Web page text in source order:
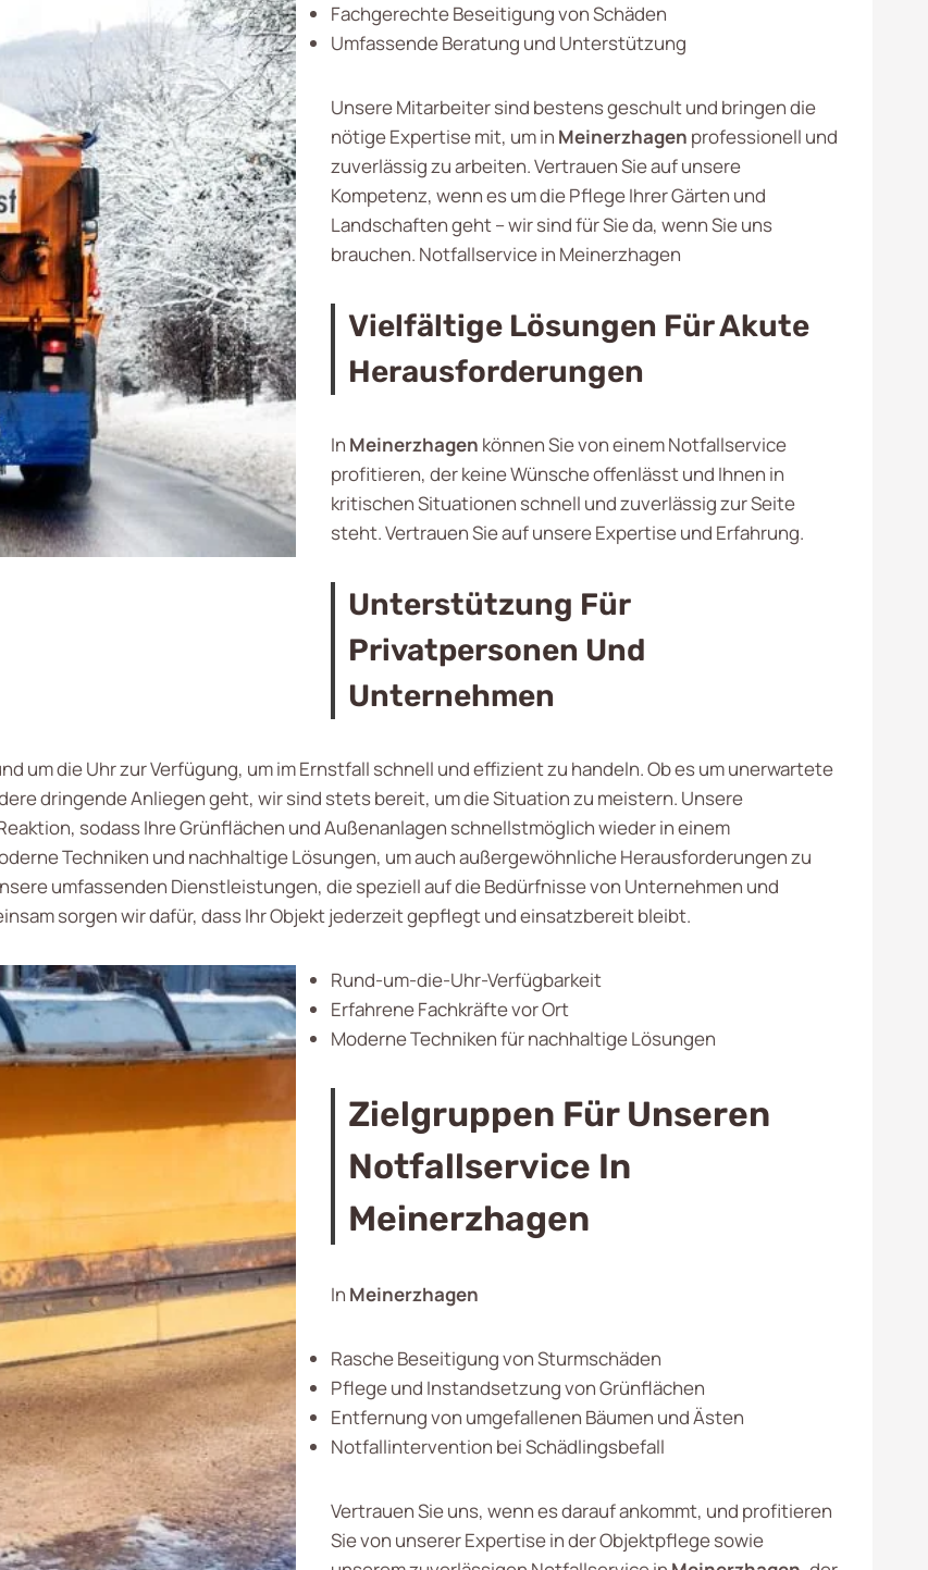
Fachgerechte Beseitigung von Schäden
Umfassende Beratung und Unterstützung
Unsere Mitarbeiter sind bestens geschult und bringen die
nötige Expertise mit, um in Meinerzhagen professionell und
zuverlässig zu arbeiten. Vertrauen Sie auf unsere
Kompetenz, wenn es um die Pflege Ihrer Gärten und
Landschaften geht – wir sind für Sie da, wenn Sie uns
brauchen. Notfallservice in Meinerzhagen
Vielfältige Lösungen Für Akute
Herausforderungen
In Meinerzhagen können Sie von einem Notfallservice
profitieren, der keine Wünsche offenlässt und Ihnen in
kritischen Situationen schnell und zuverlässig zur Seite
steht. Vertrauen Sie auf unsere Expertise und Erfahrung.
Unterstützung Für
Privatpersonen Und
Unternehmen
um die Uhr zur Verfügung, um im Ernstfall schnell und effizient zu handeln. Ob es um unerwartete
dringende Anliegen geht, wir sind stets bereit, um die Situation zu meistern. Unsere
sodass Ihre Grünflächen und Außenanlagen schnellstmöglich wieder in einem
Techniken und nachhaltige Lösungen, um auch außergewöhnliche Herausforderungen zu
umfassenden Dienstleistungen, die speziell auf die Bedürfnisse von Unternehmen und
sorgen wir dafür, dass Ihr Objekt jederzeit gepflegt und einsatzbereit bleibt.
Rund-um-die-Uhr-Verfügbarkeit
Erfahrene Fachkräfte vor Ort
Moderne Techniken für nachhaltige Lösungen
Zielgruppen Für Unseren
Notfallservice In
Meinerzhagen
In Meinerzhagen
Rasche Beseitigung von Sturmschäden
Pflege und Instandsetzung von Grünflächen
Entfernung von umgefallenen Bäumen und Ästen
Notfallintervention bei Schädlingsbefall
Vertrauen Sie uns, wenn es darauf ankommt, und profitieren
Sie von unserer Expertise in der Objektpflege sowie